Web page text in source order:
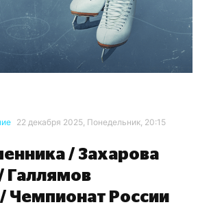
22 декабря 2025, Понедельник, 20:15
/ Захарова
Галлямов
Чемпионат России